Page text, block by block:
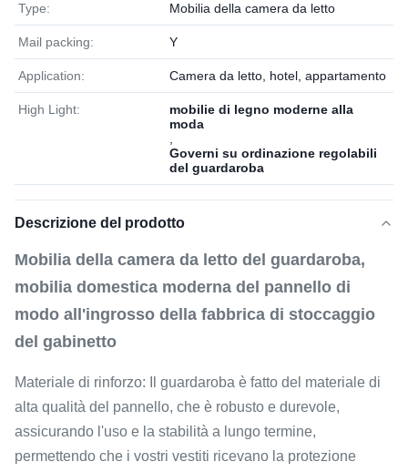
Type: Mobilia della camera da letto
Mail packing: Y
Application: Camera da letto, hotel, appartamento
High Light:
mobilie di legno moderne alla
moda
Governi su ordinazione regolabili
del guardaroba
Descrizione del prodotto
Mobilia della camera da letto del guardaroba,
mobilia domestica moderna del pannello di
modo all'ingrosso della fabbrica di stoccaggio
del gabinetto
Materiale di rinforzo: Il guardaroba è fatto del materiale di
alta qualità del pannello, che è robusto e durevole,
assicurando l'uso e la stabilità a lungo termine,
permettendo che i vostri vestiti ricevano la protezione